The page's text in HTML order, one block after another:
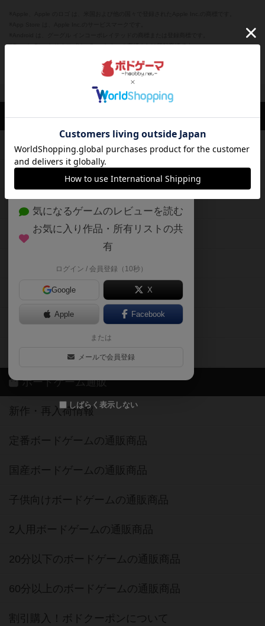
※Google Play とそのロゴは、Google Inc.の商標または登録商標です。
ボドとも一覧 きゅりお 閉じる
ボードゲームのプレイ履歴を記録し
て、
自分のデータを管理しませんか？
約75,000人がボドゲーマを利用中！
気になるゲームのレビューを読む
お気に入り作品・所有リストの共
有
ログイン / 会員登録（10秒）
Google X
Apple Facebook
または
メールで会員登録
しばらく表示しない
ボドゲーマTOP
ボードゲームを検索する
ボードゲームの新着レビュー
ボードゲーム会情報
メカニクス特集
掲示板・トピックス
ボドとも・会員一覧
ボードゲーム業界コラム
ボドゲーマご利用案内
ボードゲーム通販
新作・再入荷情報
定番ボードゲームの通販商品
国産ボードゲームの通販商品
子供向けボードゲームの通販商品
2人用ボードゲームの通販商品
20分以下のボードゲームの通販商品
60分以上のボードゲームの通販商品
割引購入！ボドクーポンについて